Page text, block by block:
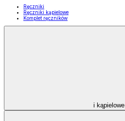
Ręczniki
Ręczniki kąpielowe
Komplet ręczników
i kąpielowe